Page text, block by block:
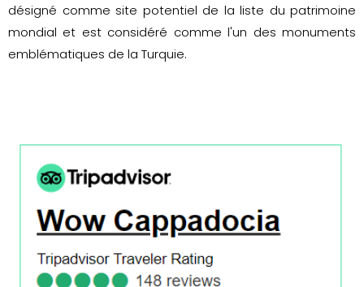
désigné comme site potentiel de la liste du patrimoine
mondial et est considéré comme l'un des monuments
emblématiques de la Turquie.